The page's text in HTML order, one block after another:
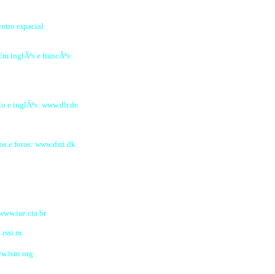
espacial
inglÃªs e francÃªs:
e inglÃªs: www.dlr.de
e fotos: www.dsri.dk